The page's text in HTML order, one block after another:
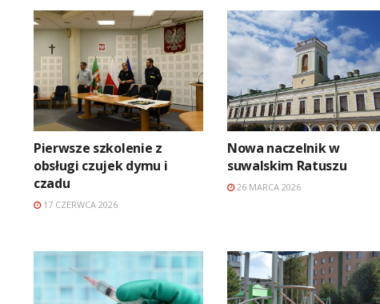
Pierwsze szkolenie z
obsługi czujek dymu i
czadu
17 CZERWCA 2026
Nowa naczelnik w
suwalskim Ratuszu
26 MARCA 2026